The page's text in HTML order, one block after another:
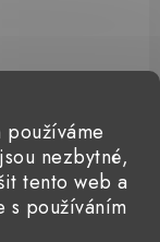
používáme
nezbytné,
tento web a
s používáním
ValetPRO